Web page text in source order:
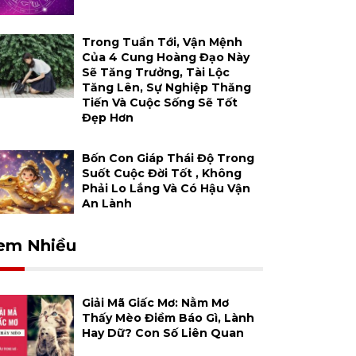
Trong Tuần Tới, Vận Mệnh
Của 4 Cung Hoàng Đạo Này
Sẽ Tăng Trưởng, Tài Lộc
Tăng Lên, Sự Nghiệp Thăng
Tiến Và Cuộc Sống Sẽ Tốt
Đẹp Hơn
Bốn Con Giáp Thái Độ Trong
Suốt Cuộc Đời Tốt , Không
Phải Lo Lắng Và Có Hậu Vận
An Lành
Nhiều
Giải Mã Giấc Mơ: Nằm Mơ
Thấy Mèo Điềm Báo Gì, Lành
Hay Dữ? Con Số Liên Quan